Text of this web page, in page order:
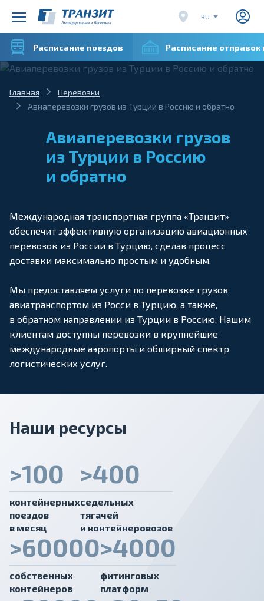
RU
EN
CN
VI
Расписание поездов Расписание
Главная
Перевозки
Авиаперевозки грузов из Турции в Россию и обратно
Авиаперевозки грузов
из Турции в Россию
и обратно
Международная транспортная группа «Транзит»
обеспечит эффективную организацию авиационных
перевозок из России в Турцию, сделав процесс
доставки максимально простым и удобным.
Мы предоставляем услуги по перевозке грузов
авиатранспортом из Росси в Турцию, а также,
в обратном направлении из Турции в Россию. Нашим
клиентам доступны перевозки в крупнейшие
международные аэропорты и обширный спектр
логистических услуг.
Наши ресурсы
>100
контейнерных
поездов
в месяц
>400
седельных
тягачей
и контейнеровозов
>60000
собственных
контейнеров
>4000
фитинговых
платформ